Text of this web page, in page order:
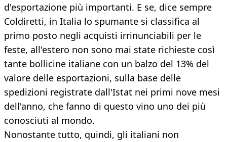
d'esportazione più importanti. E se, dice sempre
Coldiretti, in Italia lo spumante si classifica al
primo posto negli acquisti irrinunciabili per le
feste, all'estero non sono mai state richieste così
tante bollicine italiane con un balzo del 13% del
valore delle esportazioni, sulla base delle
spedizioni registrate dall'Istat nei primi nove mesi
dell'anno, che fanno di questo vino uno dei più
conosciuti al mondo.
Nonostante tutto, quindi, gli italiani non